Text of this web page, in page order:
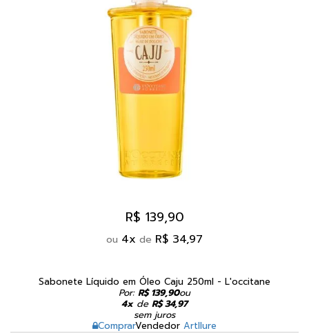
R$ 139,90
ou 4x de R$ 34,97
Sabonete Líquido em Óleo Caju 250ml - L'occitane
Por: R$ 139,90ou
4xde R$ 34,97
sem juros
ComprarVendedor Artllure